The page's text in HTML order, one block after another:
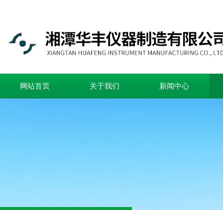
网站首页 关于我们 新闻中心